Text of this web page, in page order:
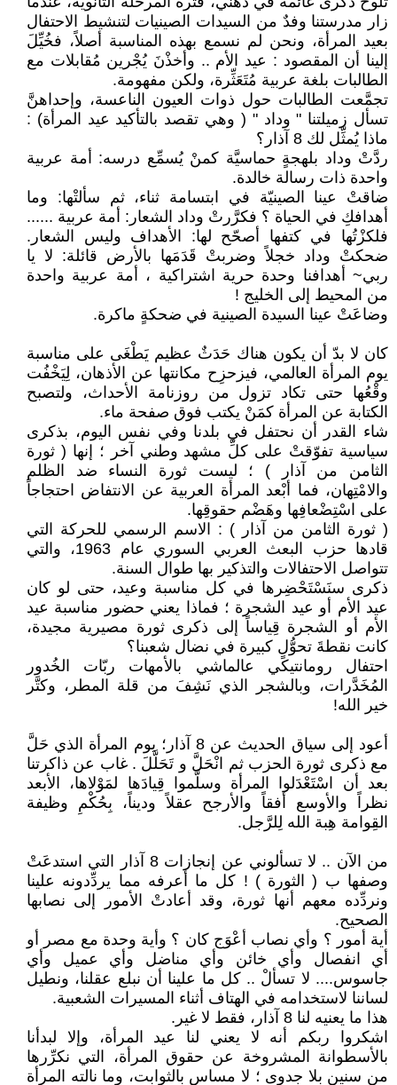
زار مدرستنا وفدٌ من السيدات الصينيات لتنشيط الاحتفال
بعيد المرأة، ونحن لم نسمع بهذه المناسبة أصلاً، فخُيِّلَ
إلينا أن المقصود : عيد الأم .. وأخذْنَ يُجْرين مُقابلات مع
الطالبات بلغة عربية مُتَعَثِّرة، ولكن مفهومة.
تجمَّعت الطالبات حول ذوات العيون الناعسة، وإحداهنَّ
تسأل زميلتنا " وداد " ( وهي تقصد بالتأكيد عيد المرأة) :
ماذا يُمثِّل لك 8 آذار؟
ردَّتْ وداد بلهجةٍ حماسيَّة كمنْ يُسمِّع درسه: أمة عربية
واحدة ذات رسالة خالدة.
ضاقتْ عينا الصينيّة في ابتسامة ثناء، ثم سألتْها: وما
أهدافكِ في الحياة ؟ فكرَّرتْ وداد الشعار: أمة عربية ......
فلكزْتُها في كتفها أصحّح لها: الأهداف وليس الشعار.
ضحكتْ وداد خجلاً وضربتْ قَدَمَها بالأرض قائلة: لا يا
ربي~ أهدافنا وحدة حرية اشتراكية ، أمة عربية واحدة
من المحيط إلى الخليج !
وضاعَتْ عينا السيدة الصينية في ضحكةٍ ماكرة.
كان لا بدّ أن يكون هناك حَدَثٌ عظيم يَطْغَى على مناسبة
يوم المرأة العالمي، فيزحزِح مكانتها عن الأذهان، لِيَخْفُت
وقْعُها حتى تكاد تزول من روزنامة الأحداث، ولتصبح
الكتابة عن المرأة كمَنْ يكتب فوق صفحة ماء.
شاء القدر أن نحتفل في بلدنا وفي نفس اليوم، بذكرى
سياسية تفوّقتْ على كلِّ مشهد وطني آخر ؛ إنها ( ثورة
الثامن من آذار ) ؛ ليست ثورة النساء ضد الظلم
والامْتِهان، فما أبْعد المرأة العربية عن الانتفاض احتجاجاً
على اسْتِضْعافِها وهَضْم حقوقِها.
( ثورة الثامن من آذار ) : الاسم الرسمي للحركة التي
قادها حزب البعث العربي السوري عام 1963، والتي
تتواصل الاحتفالات والتذكير بها طوال السنة.
ذكرى سنَسْتَحْضِرها في كل مناسبة وعيد، حتى لو كان
عيد الأم أو عيد الشجرة ؛ فماذا يعني حضور مناسبة عيد
الأم أو الشجرة قِياساً إلى ذكرى ثورة مصيرية مجيدة،
كانت نقطةَ تحوُّلٍ كبيرة في نضال شعبنا؟
احتفال رومانتيكي عالماشي بالأمهات ربّات الخُدور
المُخَدَّرات، وبالشجر الذي نَشِفَ من قلة المطر، وكتَّر
خير الله!
أعود إلى سياق الحديث عن 8 آذار؛ يوم المرأة الذي حَلَّ
مع ذكرى ثورة الحزب ثم انْحَلَّ و تَحَلَّلَ . غاب عن ذاكرتنا
بعد أن اسْتَعْدَلوا المرأة وسلَّموا قِيادَها لمَوْلاها، الأبعد
نظراً والأوسع أفقاً والأرجح عقلاً وديناً، بِحُكْمِ وظيفة
القِوامة هِبة الله لِلرَّجل.
من الآن .. لا تسألوني عن إنجازات 8 آذار التي استدعَتْ
وصفها ب ( الثورة ) ! كل ما أعرفه مما يردِّدونه علينا
ونردِّده معهم أنها ثورة، وقد أعادتْ الأمور إلى نصابها
الصحيح.
أية أمور ؟ وأي نصاب أعْوَج كان ؟ وأية وحدة مع مصر أو
أي انفصال وأي خائن وأي مناضل وأي عميل وأي
جاسوس.... لا تسألْ .. كل ما علينا أن نبلع عقلنا، ونطيل
لساننا لاستخدامه في الهتاف أثناء المسيرات الشعبية.
هذا ما يعنيه لنا 8 آذار، فقط لا غير.
اشكروا ربكم أنه لا يعني لنا عيد المرأة، وإلا لبدأنا
بالأسطوانة المشروخة عن حقوق المرأة، التي نكرِّرها
من سنين بلا جدوى ؛ لا مساس بالثوابت، وما نالته المرأة